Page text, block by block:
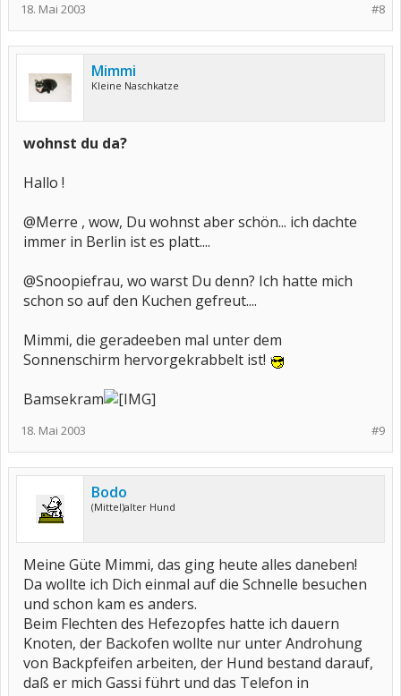
#8
18. Mai 2003
Mimmi
Kleine Naschkatze
wohnst du da?
Hallo !
@Merre , wow, Du wohnst aber schön... ich dachte
immer in Berlin ist es platt....
@Snoopiefrau, wo warst Du denn? Ich hatte mich
schon so auf den Kuchen gefreut....
Mimmi, die geradeeben mal unter dem
Sonnenschirm hervorgekrabbelt ist!
Bamsekram
#9
18. Mai 2003
Bodo
(Mittel)alter Hund
Meine Güte Mimmi, das ging heute alles daneben!
Da wollte ich Dich einmal auf die Schnelle besuchen
und schon kam es anders.
Beim Flechten des Hefezopfes hatte ich dauern
Knoten, der Backofen wollte nur unter Androhung
von Backpfeifen arbeiten, der Hund bestand darauf,
daß er mich Gassi führt und das Telefon in